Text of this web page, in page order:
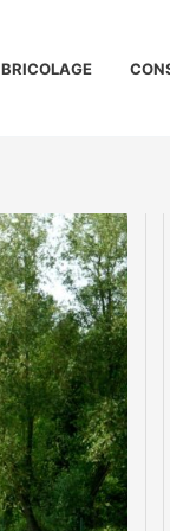
BRICOLAGE